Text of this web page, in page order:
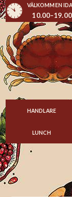
VÄLKOMMEN
10.00–19.00
HANDLARE
LUNCH